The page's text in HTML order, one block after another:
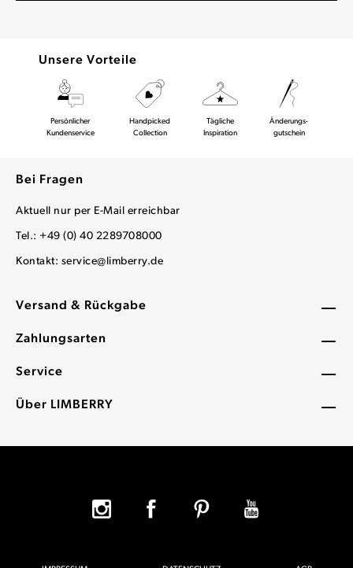
Versand & Rückgabe
Zahlungsarten
Service
Über LIMBERRY
Unsere Vorteile
Persönlicher
Kundenservice
Handpicked
Collection
Tägliche
Inspiration
Änderungs-
gutschein
Bei Fragen
Aktuell nur per E-Mail erreichbar
Tel.: +49 (0) 40 2289708000
Kontakt: service@limberry.de